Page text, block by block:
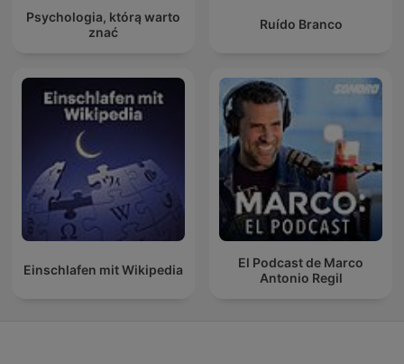
Psychologia, którą warto
znać
Ruído Branco
Einschlafen mit Wikipedia
El Podcast de Marco
Antonio Regil